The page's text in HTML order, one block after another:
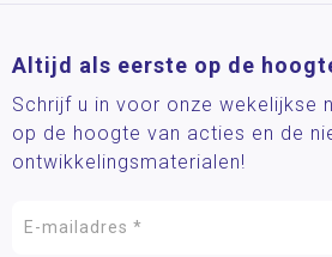
Altijd als eerste op de
Schrijf u in voor onze wekelijkse
op de hoogte van acties en de
ontwikkelingsmaterialen!